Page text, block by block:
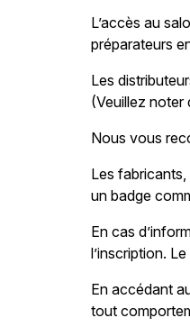
L’accès au
préparateurs
Les
(Veuillez noter
Nous vous
Les
un badge
En cas
l’inscription.
En accédant
tout